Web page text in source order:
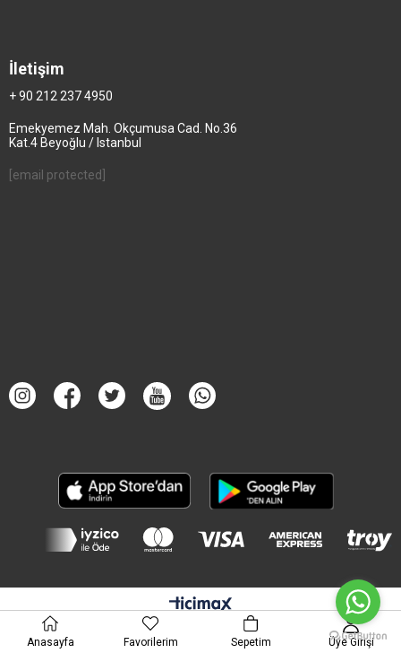
İletişim
+ 90 212 237 4950
Emekyemez Mah. Okçumusa Cad. No.36
Kat.4 Beyoğlu / Istanbul
[email protected]
Anasayfa Favorilerim Sepetim Üye Girişi